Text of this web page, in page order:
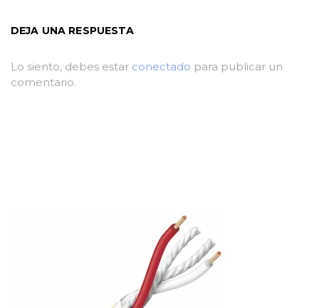
DEJA UNA RESPUESTA
Lo siento, debes estar conectado para publicar un
comentario.